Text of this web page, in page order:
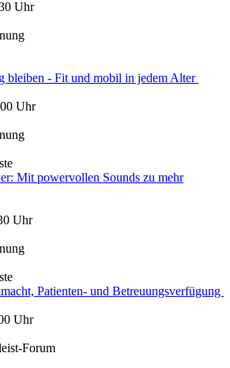
Uhr
bleiben - Fit und mobil in jedem Alter
Uhr
Mit powervollen Sounds zu mehr
Uhr
Patienten- und Betreuungsverfügung
Uhr
Forum